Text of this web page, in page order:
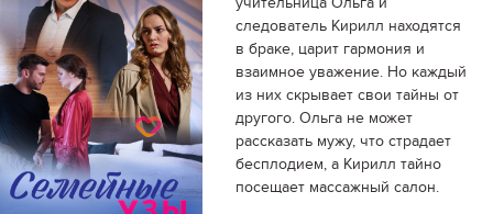
следователь Кирилл находятся
в браке, царит гармония и
взаимное уважение. Но каждый
из них скрывает свои тайны от
другого. Ольга не может
рассказать мужу, что страдает
бесплодием, а Кирилл тайно
посещает массажный салон.